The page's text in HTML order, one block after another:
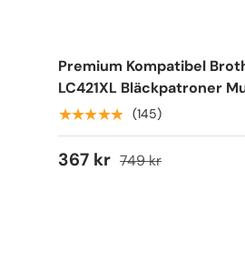
Premium Kompatibel
LC421XL Bläckpatroner
★★★★★ (145)
367 kr 749 kr